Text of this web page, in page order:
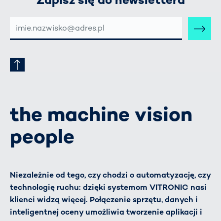
MAIL-
ADRESSE
the machine vision
people
Niezależnie od tego, czy chodzi o automatyzację, czy
technologię ruchu: dzięki systemom VITRONIC nasi
klienci widzą więcej. Połączenie sprzętu, danych i
inteligentnej oceny umożliwia tworzenie aplikacji i